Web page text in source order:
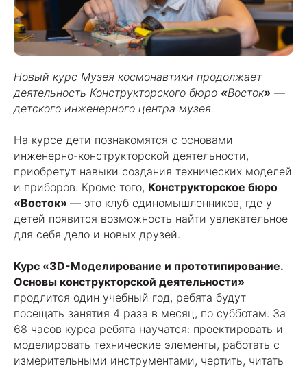
Новый курс Музея космонавтики продолжает
деятельность Конструкторского бюро «Восток» —
детского инженерного центра музея.
На курсе дети познакомятся с основами
инженерно-конструкторской деятельности,
приобретут навыки создания технических моделей
и приборов. Кроме того, Конструкторское бюро
«Восток» — это клуб единомышленников, где у
детей появится возможность найти увлекательное
для себя дело и новых друзей.
Курс «3D-Моделирование и прототипирование.
Основы конструкторской деятельности»
продлится один учебный год, ребята будут
посещать занятия 4 раза в месяц, по субботам. За
68 часов курса ребята научатся: проектировать и
моделировать технические элементы, работать с
измерительными инструментами, чертить, читать